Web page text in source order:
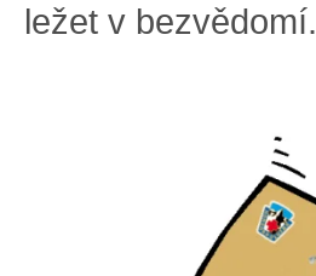
ležet v bezvědomí.